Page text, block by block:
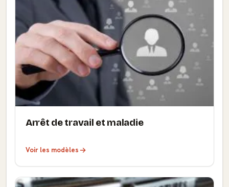
Arrêt de travail et maladie
Voir les modèles